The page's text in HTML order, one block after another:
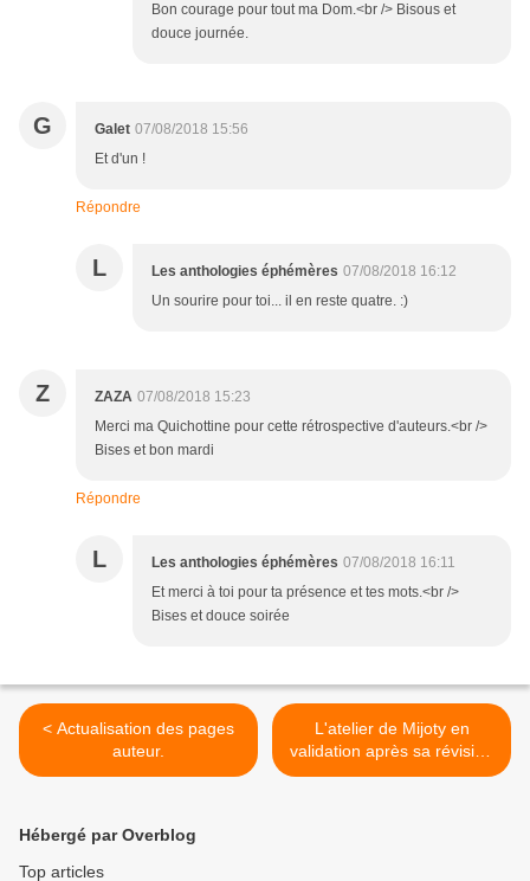
Bon courage pour tout ma Dom.<br /> Bisous et
douce journée.
G Galet 07/08/2018 15:56
Et d'un !
Répondre
L Les anthologies éphémères 07/08/2018 16:12
Un sourire pour toi... il en reste quatre. :)
Z ZAZA 07/08/2018 15:23
Merci ma Quichottine pour cette rétrospective d'auteurs.<br />
Bises et bon mardi
Répondre
L Les anthologies éphémères 07/08/2018 16:11
Et merci à toi pour ta présence et tes mots.<br />
Bises et douce soirée
< Actualisation des pages
auteur.
L'atelier de Mijoty en
validation après sa révision
>
Hébergé par Overblog
Top articles